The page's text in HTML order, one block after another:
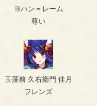
ヨハン＝レーム
尊い
玉藻前 久右衛門 佳月
フレンズ